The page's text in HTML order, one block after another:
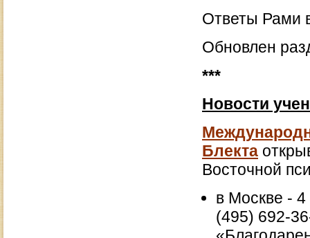
Ответы Рами
Обновлен
***
Новости
Блекта
Восточной
в Москве -
(495) 692-